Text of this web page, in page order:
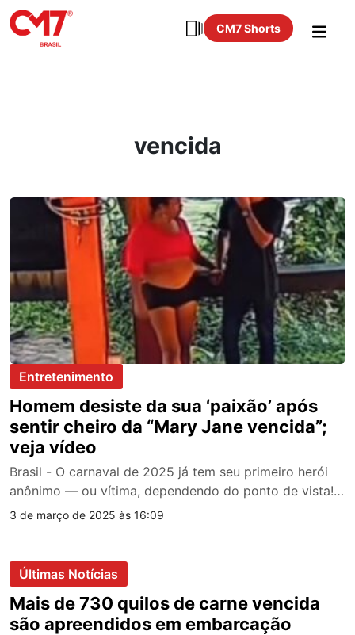
CM7 Shorts
vencida
Entretenimento
Homem desiste da sua ‘paixão’ após
sentir cheiro da “Mary Jane vencida”;
veja vídeo
Brasil - O carnaval de 2025 já tem seu primeiro herói
anônimo — ou vítima, dependendo do ponto de vista!…
3 de março de 2025 às 16:09
Últimas Notícias
Mais de 730 quilos de carne vencida
são apreendidos em embarcação